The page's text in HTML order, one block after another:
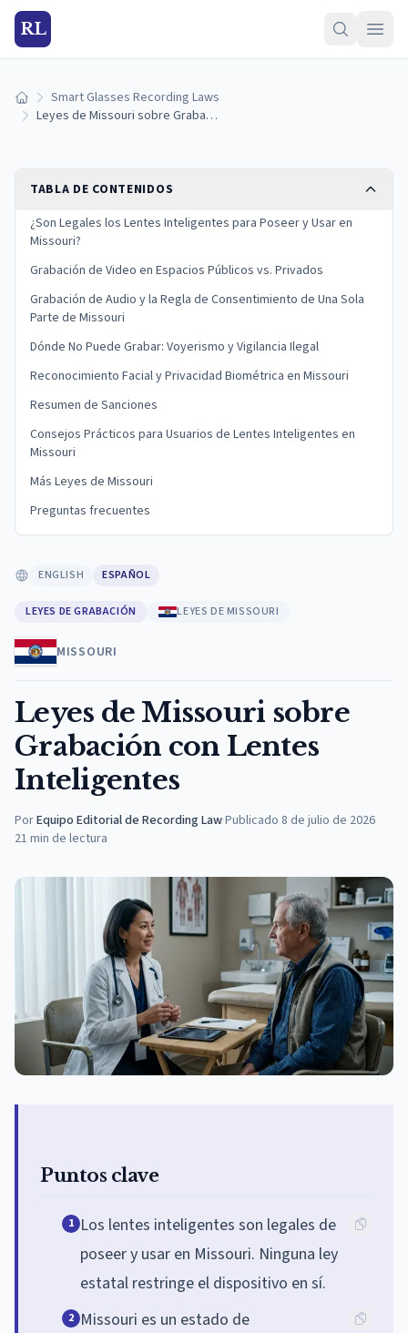
RL
Inicio Smart Glasses Recording Laws
Leyes de Missouri sobre Grabación con Lentes Inteligentes
TABLA DE CONTENIDOS
¿Son Legales los Lentes Inteligentes para Poseer y Usar en
Missouri?
Grabación de Video en Espacios Públicos vs. Privados
Grabación de Audio y la Regla de Consentimiento de Una Sola
Parte de Missouri
Dónde No Puede Grabar: Voyerismo y Vigilancia Ilegal
Reconocimiento Facial y Privacidad Biométrica en Missouri
Resumen de Sanciones
Consejos Prácticos para Usuarios de Lentes Inteligentes en
Missouri
Más Leyes de Missouri
Preguntas frecuentes
ENGLISH ESPAÑOL
LEYES DE GRABACIÓN LEYES DE MISSOURI
MISSOURI
Leyes de Missouri sobre
Grabación con Lentes
Inteligentes
PorEquipo Editorial de Recording Law·Publicado 8 de julio de 2026
21 min de lectura
Puntos clave
1 Los lentes inteligentes son legales de
poseer y usar en Missouri. Ninguna ley
estatal restringe el dispositivo en sí.
2 Missouri es un estado de